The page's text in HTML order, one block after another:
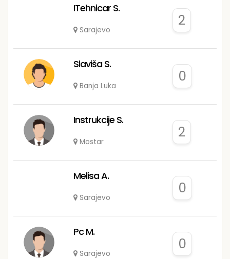
ITehnicar S.
Sarajevo
2
Slaviša S.
Banja Luka
0
Instrukcije S.
Mostar
2
Melisa A.
Sarajevo
0
Pc M.
Sarajevo
0